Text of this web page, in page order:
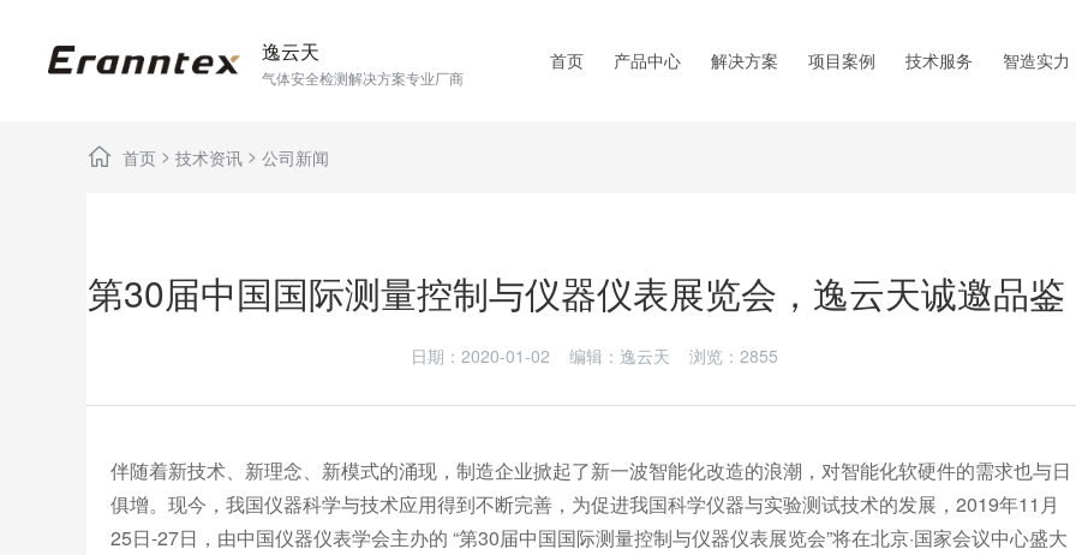
逸云天
气体安全检测解决方案专业厂商
首页 产品中心 解决方案 项目案例 技术服务 智造实力
首页 > 技术资讯 > 公司新闻
第30届中国国际测量控制与仪器仪表展览会，逸云天诚邀品鉴
日期：2020-01-02 编辑：逸云天 浏览： 2855
伴随着新技术、新理念、新模式的涌现，制造企业掀起了新一波智能化改造的浪潮，对智能化软硬件的需求也与日
俱增。现今，我国仪器科学与技术应用得到不断完善，为促进我国科学仪器与实验测试技术的发展，2019年11月
25日-27日，由中国仪器仪表学会主办的 “第30届中国国际测量控制与仪器仪表展览会”将在北京·国家会议中心盛大